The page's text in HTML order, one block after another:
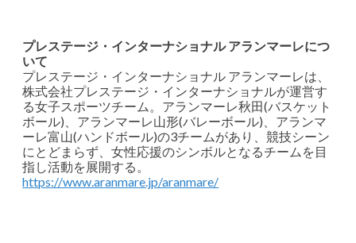
プレステージ・インターナショナル アランマーレにつ
いて
プレステージ・インターナショナル アランマーレは、
株式会社プレステージ・インターナショナルが運営す
る女子スポーツチーム。アランマーレ秋田(バスケット
ボール)、アランマーレ山形(バレーボール)、アランマ
ーレ富山(ハンドボール)の3チームがあり、競技シーン
にとどまらず、女性応援のシンボルとなるチームを目
指し活動を展開する。
https://www.aranmare.jp/aranmare/